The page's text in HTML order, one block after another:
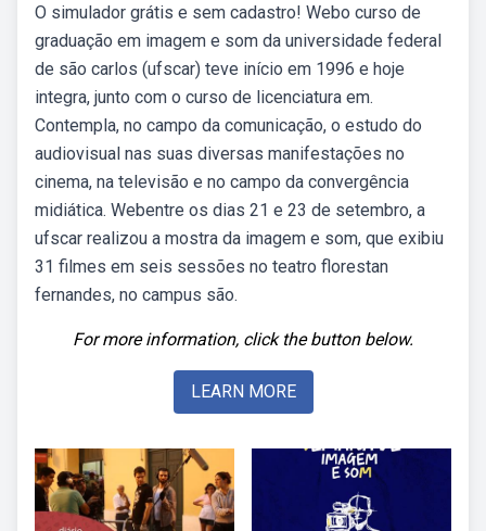
O simulador grátis e sem cadastro! Webo curso de
graduação em imagem e som da universidade federal
de são carlos (ufscar) teve início em 1996 e hoje
integra, junto com o curso de licenciatura em.
Contempla, no campo da comunicação, o estudo do
audiovisual nas suas diversas manifestações no
cinema, na televisão e no campo da convergência
midiática. Webentre os dias 21 e 23 de setembro, a
ufscar realizou a mostra da imagem e som, que exibiu
31 filmes em seis sessões no teatro florestan
fernandes, no campus são.
For more information, click the button below.
LEARN MORE